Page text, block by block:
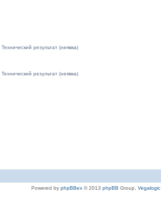
Технический результат (неявка)
Технический результат (неявка)
Powered by phpBBex © 2013 phpBB Group, Vegalogic